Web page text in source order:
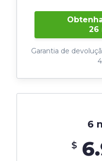
26
Garantia de
6
$